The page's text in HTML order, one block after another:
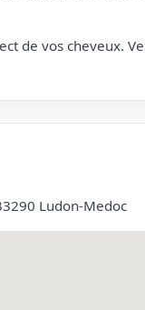
de vos cheveux.
Ludon-Medoc